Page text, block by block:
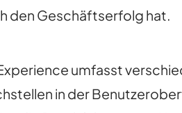
den Geschäftserfolg hat.
umfasst
in der